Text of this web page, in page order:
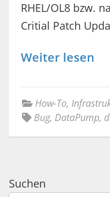
RHEL/OL8 bzw.
Critial Patch
Weiter lesen
How-To,
Bug, DataPump,
Suchen